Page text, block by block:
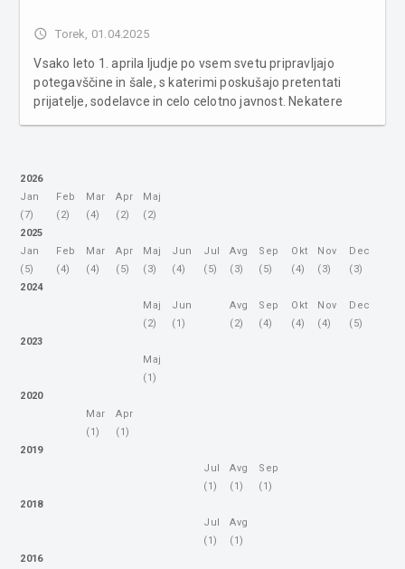
access_time Torek, 01.04.2025
Vsako leto 1. aprila ljudje po vsem svetu pripravljajo
potegavščine in šale, s katerimi poskušajo pretentati
prijatelje, sodelavce in celo celotno javnost. Nekatere
2026
Jan
(7)
Feb
(2)
Mar
(4)
Apr
(2)
Maj
(2)
2025
Jan
(5)
Feb
(4)
Mar
(4)
Apr
(5)
Maj
(3)
Jun
(4)
Jul
(5)
Avg
(3)
Sep
(5)
Okt
(4)
Nov
(3)
Dec
(3)
2024
Maj
(2)
Jun
(1)
Avg
(2)
Sep
(4)
Okt
(4)
Nov
(4)
Dec
(5)
2023
Maj
(1)
2020
Mar
(1)
Apr
(1)
2019
Jul
(1)
Avg
(1)
Sep
(1)
2018
Jul
(1)
Avg
(1)
2016